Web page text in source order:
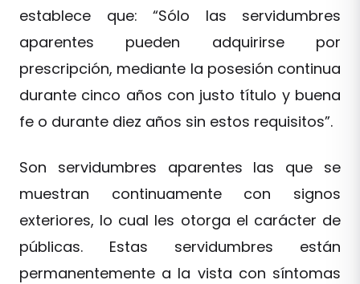
establece que: “Sólo las servidumbres
aparentes pueden adquirirse por
prescripción, mediante la posesión continua
durante cinco años con justo título y buena
fe o durante diez años sin estos requisitos”.
Son servidumbres aparentes las que se
muestran continuamente con signos
exteriores, lo cual les otorga el carácter de
públicas. Estas servidumbres están
permanentemente a la vista con síntomas